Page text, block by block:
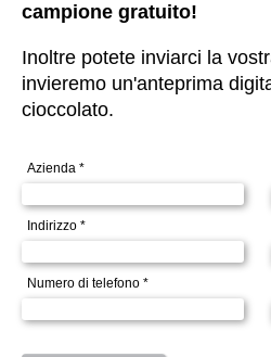
campione gratuito!
Inoltre potete inviarci la
invieremo un'anteprima
cioccolato.
Azienda *
Indirizzo *
Numero di telefono *